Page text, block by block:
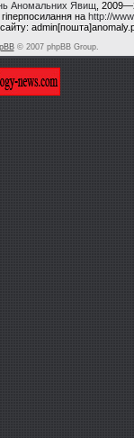
Аномальних Явищ ,
на http://
сайту:
© 2007 phpBB Group.